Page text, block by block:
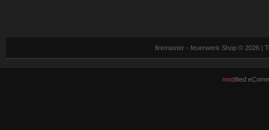
firemaster - feuerwerk Shop © 2026 |
modified